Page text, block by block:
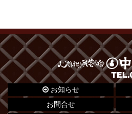
お知らせ
お問合せ